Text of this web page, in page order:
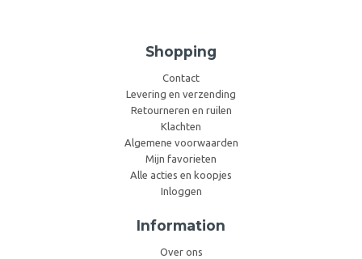
Shopping
Contact
Levering en verzending
Retourneren en ruilen
Klachten
Algemene voorwaarden
Mijn favorieten
Alle acties en koopjes
Inloggen
Information
Over ons